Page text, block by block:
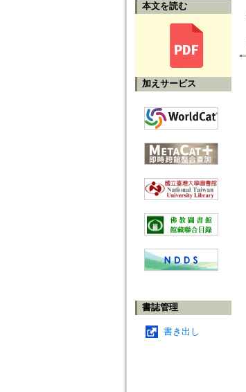
本文を読む
加えサービス
書誌管理
書き出し